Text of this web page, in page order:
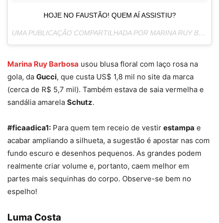
HOJE NO FAUSTÃO! QUEM AÍ ASSISTIU?
UMA PUBLICAÇÃO COMPARTILHADA POR MARINA RUY BARBOSA (@MARINARUYBARBOSA) EM
Marina Ruy Barbosa usou blusa floral com laço rosa na
gola, da Gucci, que custa US$ 1,8 mil no site da marca
(cerca de R$ 5,7 mil). Também estava de saia vermelha e
sandália amarela Schutz.
#ficaadica1: Para quem tem receio de vestir estampa e
acabar ampliando a silhueta, a sugestão é apostar nas com
fundo escuro e desenhos pequenos. As grandes podem
realmente criar volume e, portanto, caem melhor em
partes mais sequinhas do corpo. Observe-se bem no
espelho!
Luma Costa